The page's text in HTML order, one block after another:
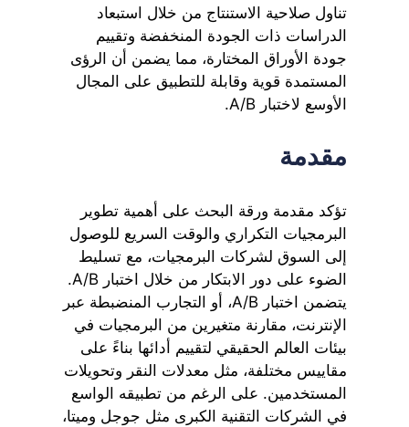
تناول صلاحية الاستنتاج من خلال استبعاد
الدراسات ذات الجودة المنخفضة وتقييم
جودة الأوراق المختارة، مما يضمن أن الرؤى
المستمدة قوية وقابلة للتطبيق على المجال
الأوسع لاختبار A/B.
مقدمة
تؤكد مقدمة ورقة البحث على أهمية تطوير
البرمجيات التكراري والوقت السريع للوصول
إلى السوق لشركات البرمجيات، مع تسليط
الضوء على دور الابتكار من خلال اختبار A/B.
يتضمن اختبار A/B، أو التجارب المنضبطة عبر
الإنترنت، مقارنة متغيرين من البرمجيات في
بيئات العالم الحقيقي لتقييم أدائها بناءً على
مقاييس مختلفة، مثل معدلات النقر وتحويلات
المستخدمين. على الرغم من تطبيقه الواسع
في الشركات التقنية الكبرى مثل جوجل وميتا،